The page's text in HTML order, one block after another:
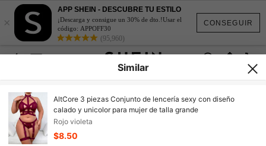
CONSEGUIR
×
APP SHEIN - DESCUBRE TU ESTILO
¡Descarga y consigue un 30% de dto.!Usar el
código: APPOFF30
(95,960)
Similar
AltCore 3 piezas Conjunto de lencería sexy con diseño
calado y unicolor para mujer de talla grande
Rojo violeta
$8.50